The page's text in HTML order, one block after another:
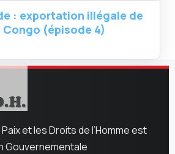
: exportation illégale de
(épisode 4)
et les Droits de l’Homme est
Gouvernementale